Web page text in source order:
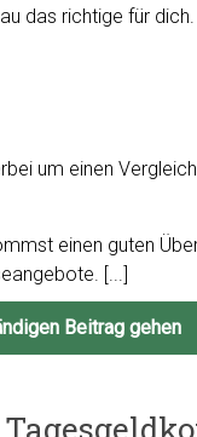
das richtige für dich.
um einen
einen guten
[...]
Beitrag gehen